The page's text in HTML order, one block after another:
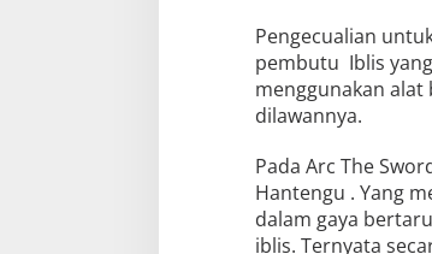
Pengecualian
pembutu Iblis
menggunakan
dilawannya.
Pada Arc The
Hantengu . Yang
dalam gaya
iblis. Ternyata